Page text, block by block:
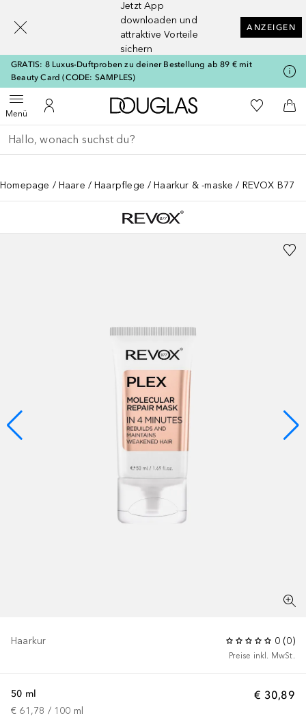
Jetzt App
downloaden und
attraktive Vorteile
sichern
ANZEIGEN
GRATIS: 8 Luxus-Duftproben zu deiner Bestellung ab 89 € mit
Beauty Card (CODE: SAMPLES)
MenüMenü öffnenZu Meinem Kundenkonto
Zur Douglas Startseite
Zu Meiner
Gehe zurück
Suche ausführen
Homepage Haare Haarpflege Haarkur & -maske REVOX B77
Haarkur 0 (0)
Preise inkl. MwSt.
€ 30,89
50 ml
€ 61,78 / 100 ml
[navigation.slideout.screenreader]